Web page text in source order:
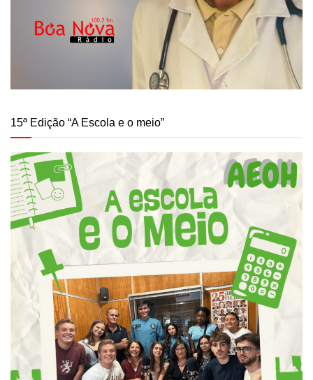
15ª Edição “A Escola e o meio”